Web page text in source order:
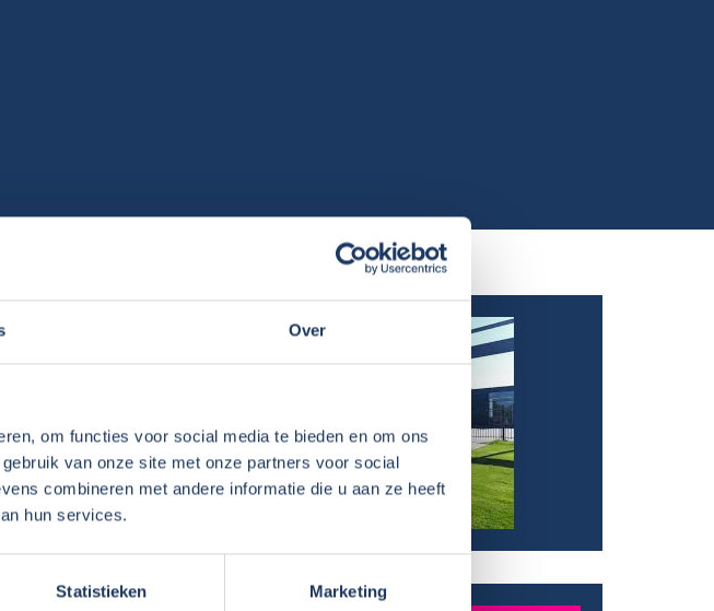
Over
om functies voor social media te bieden en om ons
van onze site met onze partners voor social
combineren met andere informatie die u aan ze heeft
hun services.
Statistieken Marketing